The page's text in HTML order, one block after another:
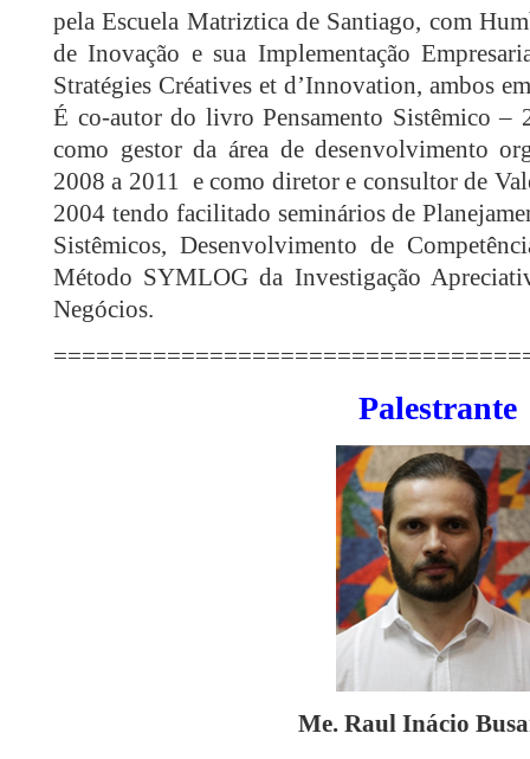
pela Escuela Matriztica de Santiago, com
de Inovação e sua Implementação
Stratégies Créatives et d’Innovation, ambos
É co-autor do livro Pensamento Sistêmico –
como gestor da área de desenvolvimento
2008 a 2011 e como diretor e consultor de
2004 tendo facilitado seminários de
Sistêmicos, Desenvolvimento de
Método SYMLOG da Investigação
Negócios.
Palestrante
Me. Raul Inácio